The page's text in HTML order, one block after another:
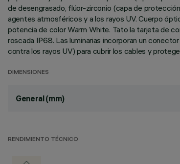
de desengrasado, flúor-zirconio (capa de
agentes atmosféricos y a los rayos UV. Cuerpo
potencia de color Warm White. Tato la tarjeta de
roscada IP68. Las luminarias incorporan un
contra los rayos UV) para cubrir los cables y
DIMENSIONES
General (mm)
RENDIMIENTO TÉCNICO